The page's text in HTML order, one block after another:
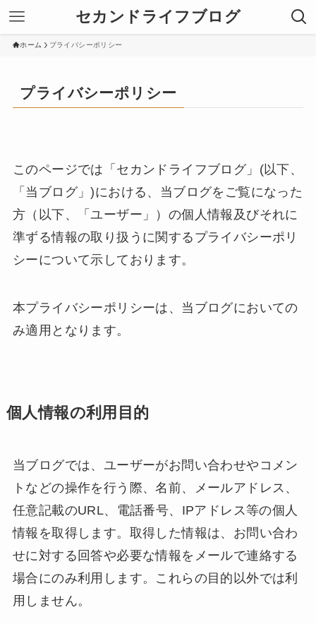
セカンドライフブログ
ホーム プライバシーポリシー
プライバシーポリシー
このページでは「セカンドライフブログ」(以下、
「当ブログ」)における、当ブログをご覧になった
方（以下、「ユーザー」）の個人情報及びそれに
準ずる情報の取り扱うに関するプライバシーポリ
シーについて示しております。
本プライバシーポリシーは、当ブログにおいての
み適用となります。
個人情報の利用目的
当ブログでは、ユーザーがお問い合わせやコメン
トなどの操作を行う際、名前、メールアドレス、
任意記載のURL、電話番号、IPアドレス等の個人
情報を取得します。取得した情報は、お問い合わ
せに対する回答や必要な情報をメールで連絡する
場合にのみ利用します。これらの目的以外では利
用しません。